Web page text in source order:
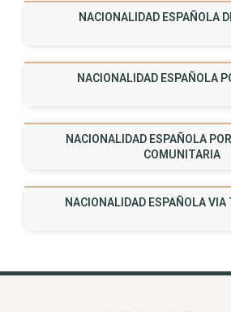
NACIONALIDAD ESPAÑOLA
NACIONALIDAD ESPAÑOLA
NACIONALIDAD ESPAÑOLA
COMUNITARIA
NACIONALIDAD ESPAÑOLA